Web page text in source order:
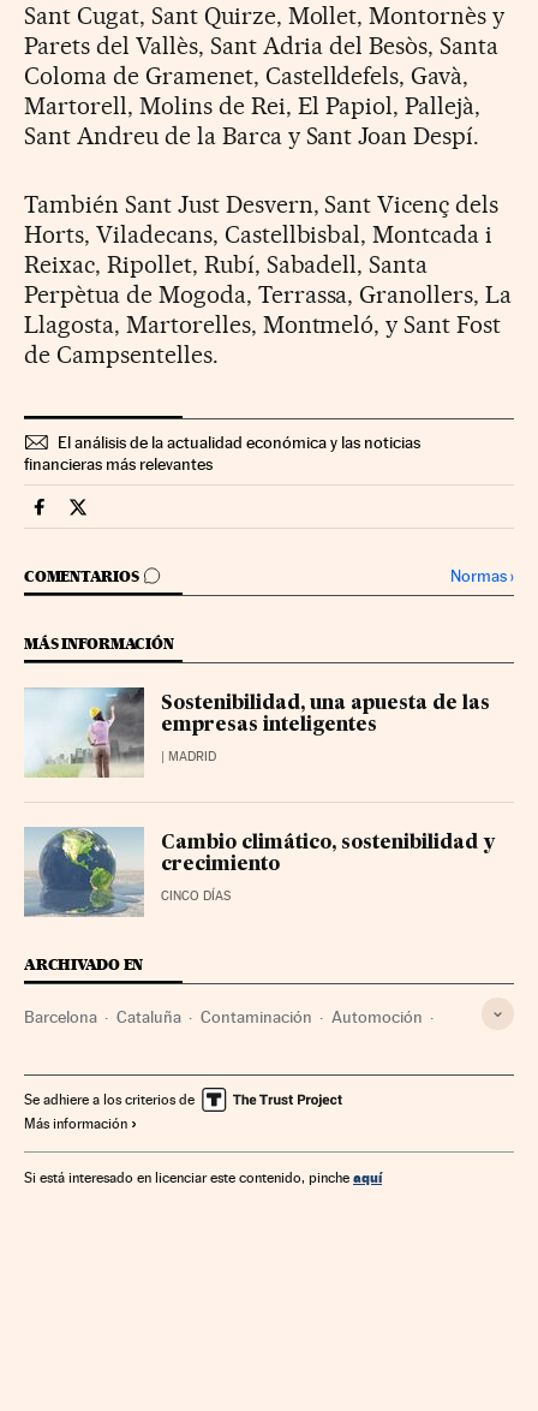
Sant Cugat, Sant Quirze, Mollet, Montornès y
Parets del Vallès, Sant Adria del Besòs, Santa
Coloma de Gramenet, Castelldefels, Gavà,
Martorell, Molins de Rei, El Papiol, Pallejà,
Sant Andreu de la Barca y Sant Joan Despí.
También Sant Just Desvern, Sant Vicenç dels
Horts, Viladecans, Castellbisbal, Montcada i
Reixac, Ripollet, Rubí, Sabadell, Santa
Perpètua de Mogoda, Terrassa, Granollers, La
Llagosta, Martorelles, Montmeló, y Sant Fost
de Campsentelles.
El análisis de la actualidad económica y las noticias
financieras más relevantes
Companias Cinco Días en Facebook
Companias Cinco Días en Twitter
COMENTARIOS
IR A LOS COMENTARIOS Normas›
MÁS INFORMACIÓN
Sostenibilidad, una apuesta de las
empresas inteligentes
| MADRID
Cambio climático, sostenibilidad y
crecimiento
CINCO DÍAS
ARCHIVADO EN
Barcelona Cataluña Contaminación Automoción
Industria Medio ambiente
Se adhiere a los criterios de
Más información
Si está interesado en licenciar este contenido, pinche aquí